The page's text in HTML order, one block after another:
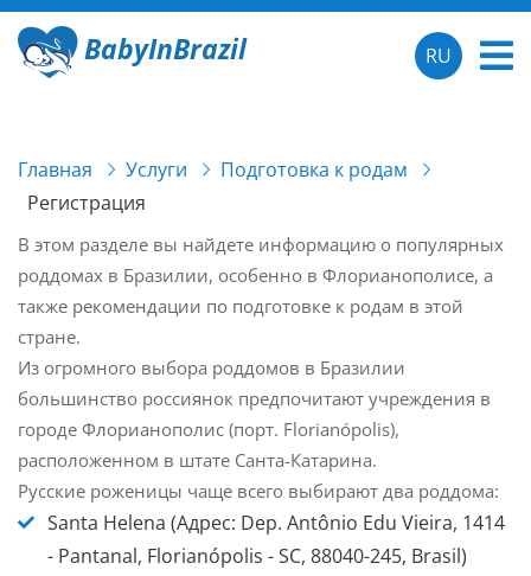
BabyInBrazil RU
Главная Услуги
Подготовка к родам
Регистрация
В этом разделе вы найдете информацию о популярных
роддомах в Бразилии, особенно в Флорианополисе, а
также рекомендации по подготовке к родам в этой
стране.
Из огромного выбора роддомов в Бразилии
большинство россиянок предпочитают учреждения в
городе Флорианополис (порт. Florianópolis),
расположенном в штате Санта-Катарина.
Русские роженицы чаще всего выбирают два роддома:
Santa Helena (Адрес: Dep. Antônio Edu Vieira, 1414
- Pantanal, Florianópolis - SC, 88040-245, Brasil)